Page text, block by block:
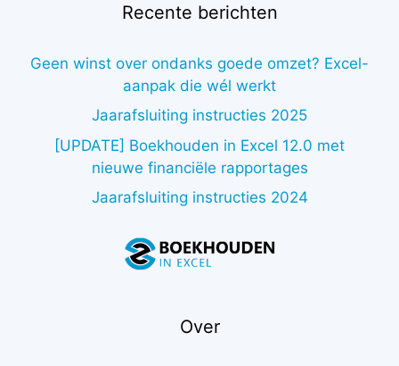
Recente berichten
Geen winst over ondanks goede omzet? Excel-
aanpak die wél werkt
Jaarafsluiting instructies 2025
[UPDATE] Boekhouden in Excel 12.0 met
nieuwe financiële rapportages
Jaarafsluiting instructies 2024
Over